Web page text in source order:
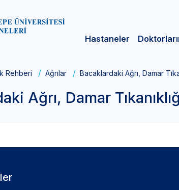
Hastaneler
Rehberi Ağrılar Bacaklardaki Ağrı, Damar
Ağrı, Damar